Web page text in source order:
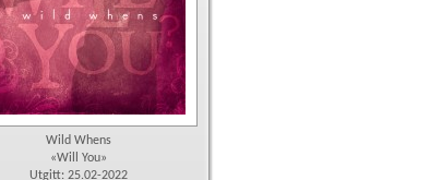
Wild Whens
«Will You»
Utgitt: 25.02-2022